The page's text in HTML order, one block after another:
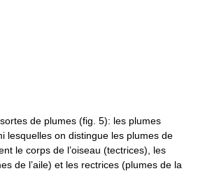
de plumes (fig. 5): les plumes
lesquelles on distingue les plumes de
le corps de l’oiseau (tectrices), les
de l’aile) et les rectrices (plumes de la